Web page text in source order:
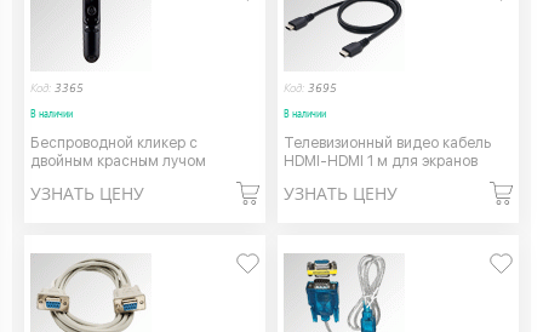
Код: 3365
В наличии
Беспроводной кликер с
двойным красным лучом
УЗНАТЬ ЦЕНУ
Код: 3695
В наличии
Телевизионный видео кабель
HDMI-HDMI 1 м для экранов
УЗНАТЬ ЦЕНУ